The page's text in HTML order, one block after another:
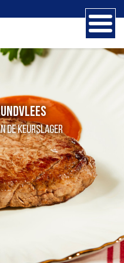
de Keurslager